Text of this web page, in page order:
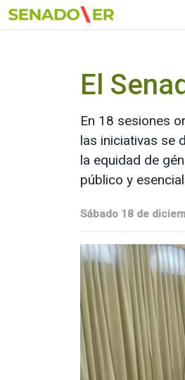
Ir al menú principal
El
En 18 sesiones
las iniciativas se
la equidad de
público y
Sábado 18 de